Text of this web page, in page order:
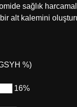
sağlık
alt kalemini
%)
16%